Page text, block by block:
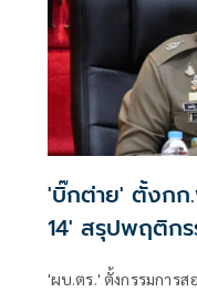
'บิ๊กต่าย' ตั้งกก
14' สรุปพฤติก
'ผบ.ตร.' ตั้งกรรมการส